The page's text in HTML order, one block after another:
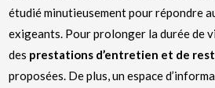
étudié minutieusement pour répondre
exigeants. Pour prolonger la durée de
des prestations d’entretien et de
proposées. De plus, un espace